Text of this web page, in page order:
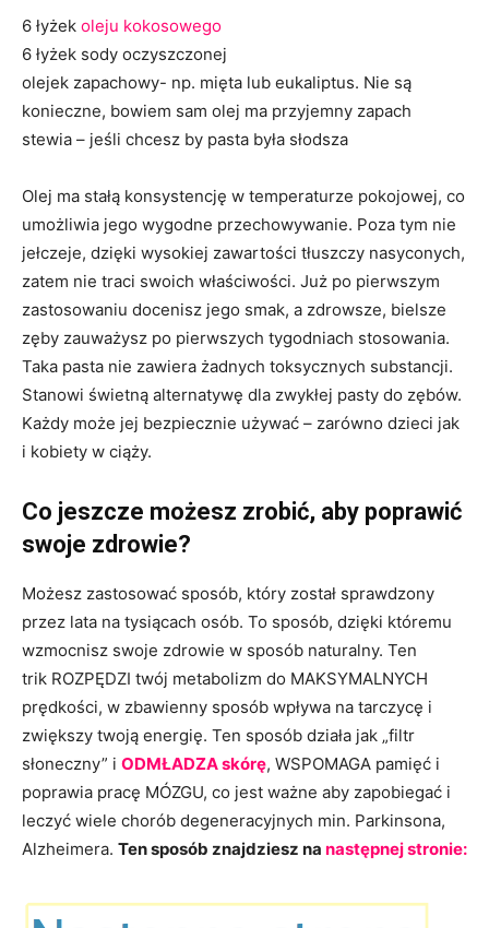
6 łyżek oleju kokosowego
6 łyżek sody oczyszczonej
olejek zapachowy- np. mięta lub eukaliptus. Nie są
konieczne, bowiem sam olej ma przyjemny zapach
stewia – jeśli chcesz by pasta była słodsza
Olej ma stałą konsystencję w temperaturze pokojowej, co
umożliwia jego wygodne przechowywanie. Poza tym nie
jełczeje, dzięki wysokiej zawartości tłuszczy nasyconych,
zatem nie traci swoich właściwości. Już po pierwszym
zastosowaniu docenisz jego smak, a zdrowsze, bielsze
zęby zauważysz po pierwszych tygodniach stosowania.
Taka pasta nie zawiera żadnych toksycznych substancji.
Stanowi świetną alternatywę dla zwykłej pasty do zębów.
Każdy może jej bezpiecznie używać – zarówno dzieci jak
i kobiety w ciąży.
Co jeszcze możesz zrobić, aby poprawić
swoje zdrowie?
Możesz zastosować sposób, który został sprawdzony
przez lata na tysiącach osób. To sposób, dzięki któremu
wzmocnisz swoje zdrowie w sposób naturalny. Ten
trik ROZPĘDZI twój metabolizm do MAKSYMALNYCH
prędkości, w zbawienny sposób wpływa na tarczycę i
zwiększy twoją energię. Ten sposób działa jak „filtr
słoneczny” i ODMŁADZA skórę, WSPOMAGA pamięć i
poprawia pracę MÓZGU, co jest ważne aby zapobiegać i
leczyć wiele chorób degeneracyjnych min. Parkinsona,
Alzheimera. Ten sposób znajdziesz na następnej stronie: